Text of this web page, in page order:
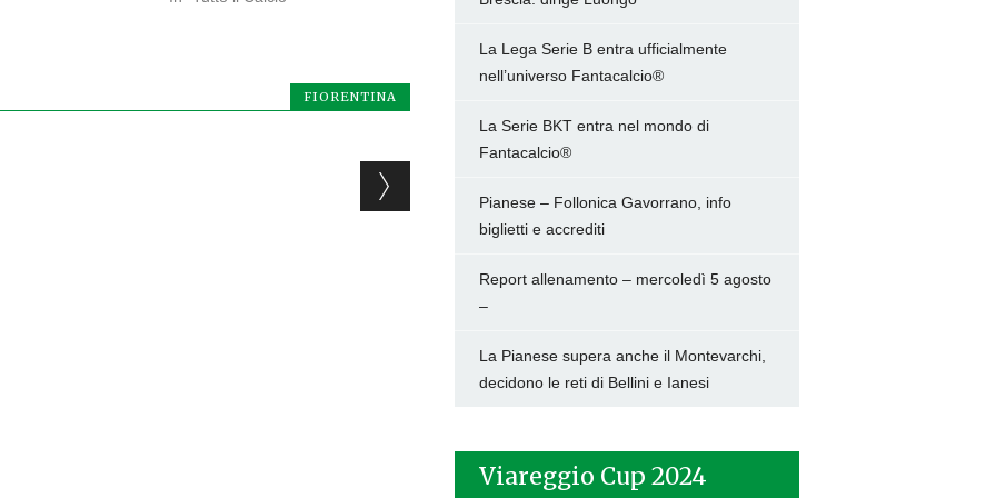
FIORENTINA
La Lega Serie B entra ufficialmente
nell’universo Fantacalcio®
La Serie BKT entra nel mondo di
Fantacalcio®
Pianese – Follonica Gavorrano, info
biglietti e accrediti
Report allenamento – mercoledì 5 agosto
–
La Pianese supera anche il Montevarchi,
decidono le reti di Bellini e Ianesi
Viareggio Cup 2024